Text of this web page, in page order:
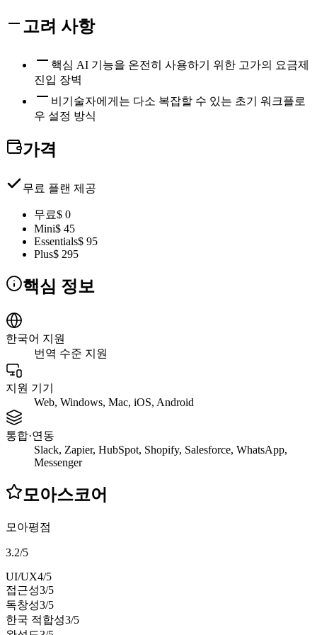
고려 사항
핵심 AI 기능을 온전히 사용하기 위한 고가의 요금제
진입 장벽
비기술자에게는 다소 복잡할 수 있는 초기 워크플로
우 설정 방식
가격
무료 플랜 제공
무료$ 0
Mini$ 45
Essentials$ 95
Plus$ 295
핵심 정보
한국어 지원
번역 수준 지원
지원 기기
Web, Windows, Mac, iOS, Android
통합·연동
Slack, Zapier, HubSpot, Shopify, Salesforce, WhatsApp,
Messenger
모아스코어
모아평점
3.2/5
UI/UX4/5
접근성3/5
독창성3/5
한국 적합성3/5